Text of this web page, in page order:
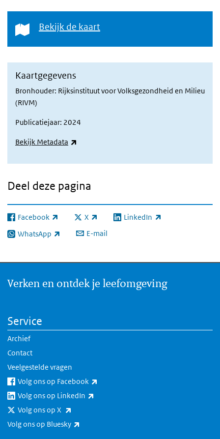
Bekijk de kaart
Bekijk de kaart
Kaartgegevens
Bronhouder: Rijksinstituut voor Volksgezondheid en Milieu
(RIVM)
Publicatiejaar: 2024
Bekijk Metadata
Deel deze pagina
Facebook
(externe link) X
(externe link) LinkedIn
(externe link)
WhatsApp
(externe link) E-mail
Verken en ontdek je leefomgeving
Service
Archief
Contact
Veelgestelde vragen
Volg ons op Facebook
Volg ons op LinkedIn
Volg ons op X
Volg ons op Bluesky